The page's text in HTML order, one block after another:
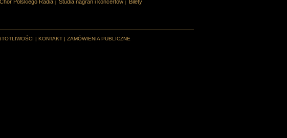
Chór Polskiego Radia Studia nagrań i koncertów
Bilety
| KONTAKT | ZAMÓWIENIA PUBLICZNE